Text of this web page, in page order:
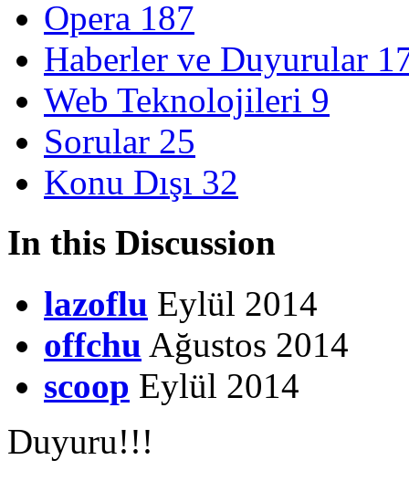
Opera 187
Haberler ve Duyurular
Web Teknolojileri 9
Sorular 25
Konu Dışı 32
In this Discussion
lazoflu Eylül 2014
offchu Ağustos 2014
scoop Eylül 2014
Duyuru!!!